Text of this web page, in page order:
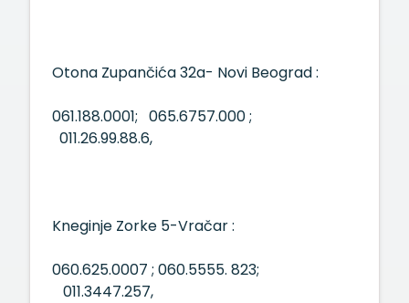
Otona Zupančića 32a- Novi Beograd :
061.188.0001; 065.6757.000 ;
011.26.99.88.6,
Kneginje Zorke 5-Vračar :
060.625.0007 ; 060.5555. 823;
011.3447.257,